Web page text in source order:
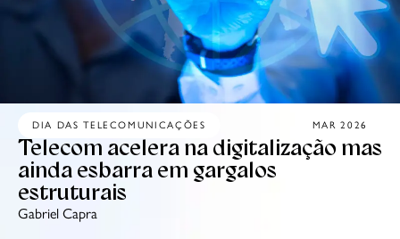
DIA DAS TELECOMUNICAÇÕES MAR 2026
Telecom acelera na digitalização mas
ainda esbarra em gargalos
estruturais
Gabriel Capra